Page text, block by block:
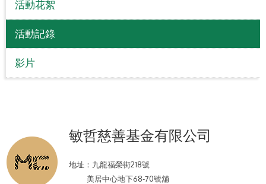
活動花絮
活動記錄
影片
敏哲慈善基金有限公司
地址： 九龍福榮街218號
美居中心地下68-70號舖